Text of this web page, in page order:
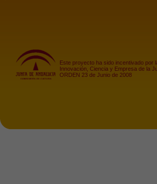
Este proyecto ha sido incentivado por
Innovación, Ciencia y Empresa de la
ORDEN 23 de Junio de 2008